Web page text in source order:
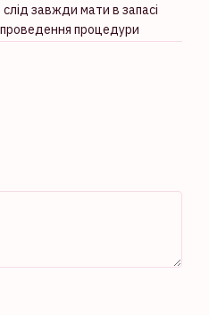
завжди мати в запасі
процедури